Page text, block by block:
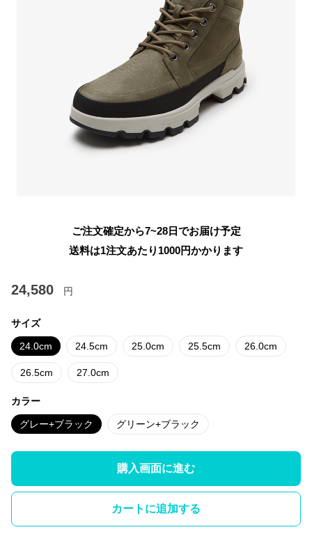
ご注文確定から7~28日でお届け予定
送料は1注文あたり 1000円かかります
24,580 円
サイズ
24.0cm 24.5cm 25.0cm 25.5cm 26.0cm
26.5cm 27.0cm
カラー
グレー+ブラック グリーン+ブラック
購入画面に進む
カートに追加する